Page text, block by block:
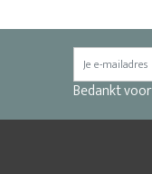
Bedankt